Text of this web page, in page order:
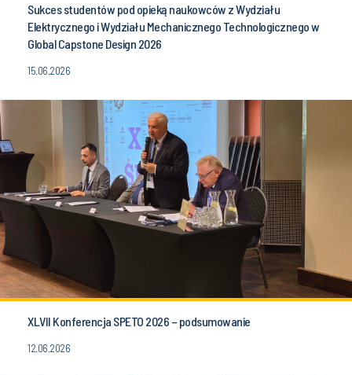
Sukces studentów pod opieką naukowców z Wydziału
Elektrycznego i Wydziału Mechanicznego Technologicznego w
Global Capstone Design 2026
15.06.2026
XLVII Konferencja SPETO 2026 – podsumowanie
12.06.2026